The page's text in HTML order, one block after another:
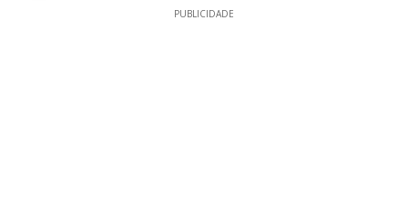
PUBLICIDADE